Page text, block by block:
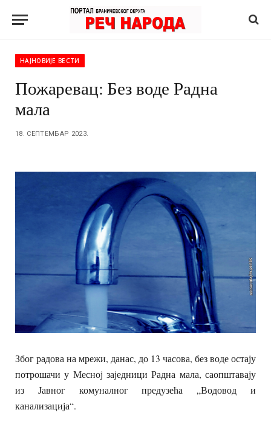
НАЈНОВИЈЕ ВЕСТИ
Пожаревац: Без воде Радна
мала
18. СЕПТЕМБАР 2023.
Због радова на мрежи, данас, до 13 часова, без воде остају
потрошачи у Месној заједници Радна мала, саопштавају
из Јавног комуналног предузећа „Водовод и
канализација“.